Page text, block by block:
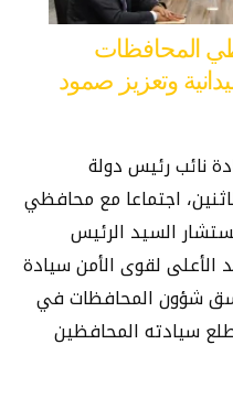
المحافظات
وتعزيز صمود
عقد سيادة نائب رئيس دولة
اجتماعا مع محافظي
السيد الرئيس
الأعلى لقوى الأمن سيادة
شؤون المحافظات في
سيادته المحافظين